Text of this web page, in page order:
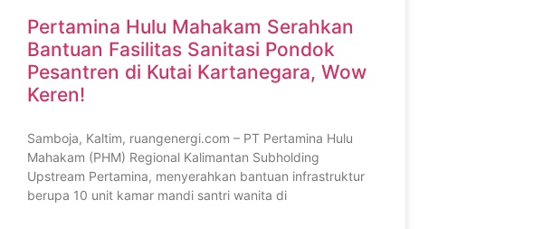
Pertamina Hulu Mahakam Serahkan
Bantuan Fasilitas Sanitasi Pondok
Pesantren di Kutai Kartanegara, Wow
Keren!
Samboja, Kaltim, ruangenergi.com – PT Pertamina Hulu
Mahakam (PHM) Regional Kalimantan Subholding
Upstream Pertamina, menyerahkan bantuan infrastruktur
berupa 10 unit kamar mandi santri wanita di